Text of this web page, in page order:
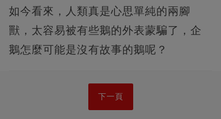
如今看來，人類真是心思單純的兩腳
獸，太容易被有些鵝的外表蒙騙了，企
鵝怎麼可能是沒有故事的鵝呢？
下一頁